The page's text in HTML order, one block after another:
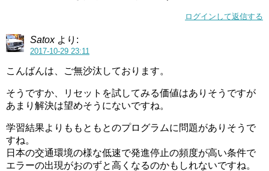
ログインして返信する
Satox より:
2017-10-29 23:11
こんばんは、ご無沙汰しております。
そうですか、リセットを試してみる価値はありそうですが
あまり解決は望めそうにないですね。
学習結果よりももともとのプログラムに問題がありそうで
すね。
日本の交通環境の様な低速で発進停止の頻度が高い条件で
エラーの出現がおのずと高くなるのかもしれないですね。